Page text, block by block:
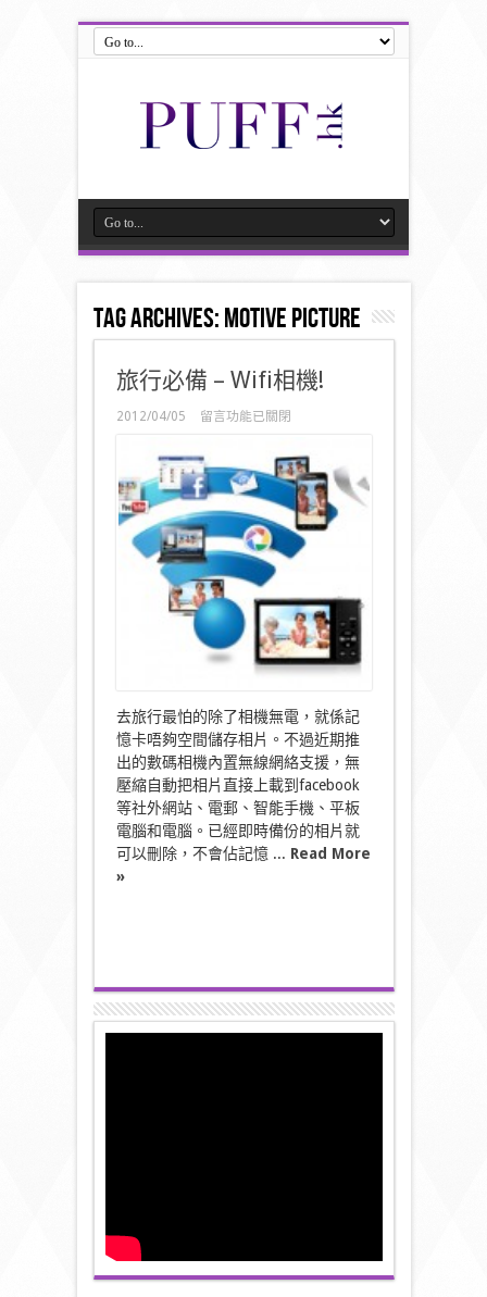
Tag Archives:motive picture
旅行必備 – Wifi相機!
2012/04/05
在
行
必
備
–
Wifi
相
機!〉
中
留言功能已關閉
去旅行最怕的除了相機無電，就係記
憶卡唔夠空間儲存相片。不過近期推
出的數碼相機內置無線網絡支援，無
壓縮自動把相片直接上載到facebook
等社外網站、電郵、智能手機、平板
電腦和電腦。已經即時備份的相片就
可以刪除，不會佔記憶 ... Read More
»